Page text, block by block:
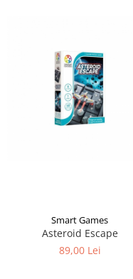
Smart Games
Asteroid Escape
89,00 Lei